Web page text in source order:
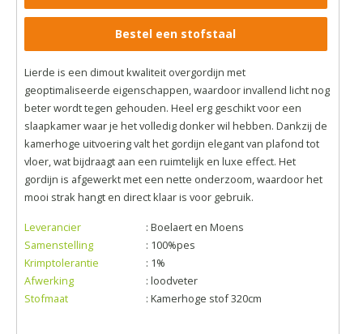
Bestel een stofstaal
Lierde is een dimout kwaliteit overgordijn met
geoptimaliseerde eigenschappen, waardoor invallend licht nog
beter wordt tegen gehouden. Heel erg geschikt voor een
slaapkamer waar je het volledig donker wil hebben. Dankzij de
kamerhoge uitvoering valt het gordijn elegant van plafond tot
vloer, wat bijdraagt aan een ruimtelijk en luxe effect. Het
gordijn is afgewerkt met een nette onderzoom, waardoor het
mooi strak hangt en direct klaar is voor gebruik.
Leverancier
: Boelaert en Moens
Samenstelling
: 100%pes
Krimptolerantie
: 1%
Afwerking
: loodveter
Stofmaat
: Kamerhoge stof 320cm